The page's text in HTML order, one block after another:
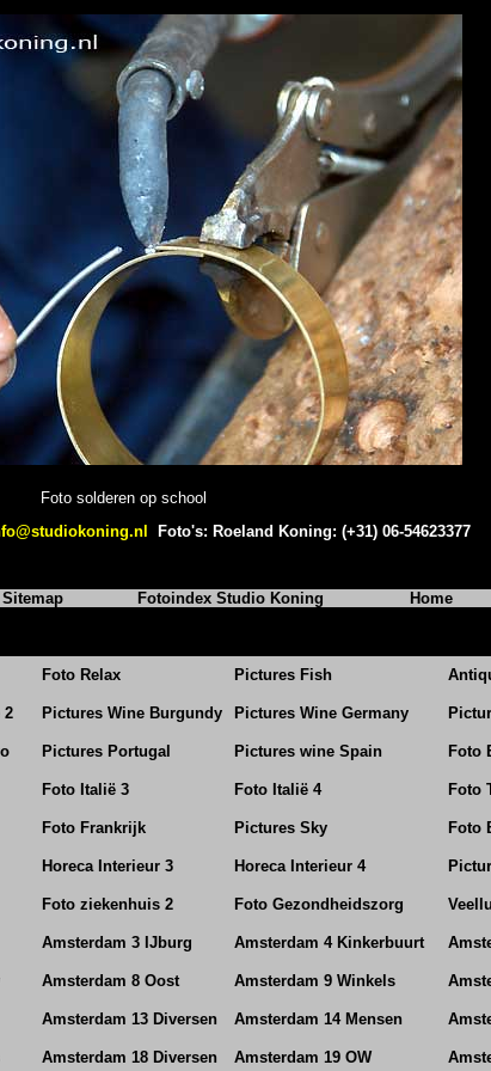
Foto solderen op school
Foto's: Roeland Koning: (+31) 06-54623377
Sitemap Fotoindex Studio Koning Home
Foto Relax Pictures Fish
2 Pictures Wine Burgundy Pictures Wine Germany
Pictures Portugal Pictures wine Spain Foto
Foto Italië 3 Foto Italië 4 Foto
Foto Frankrijk Pictures Sky Foto
Horeca Interieur 3 Horeca Interieur 4
Foto ziekenhuis 2 Foto Gezondheidszorg
Amsterdam 3 IJburg Amsterdam 4 Kinkerbuurt
Amsterdam 8 Oost Amsterdam 9 Winkels
Amsterdam 13 Diversen Amsterdam 14 Mensen
Amsterdam 18 Diversen Amsterdam 19 OW